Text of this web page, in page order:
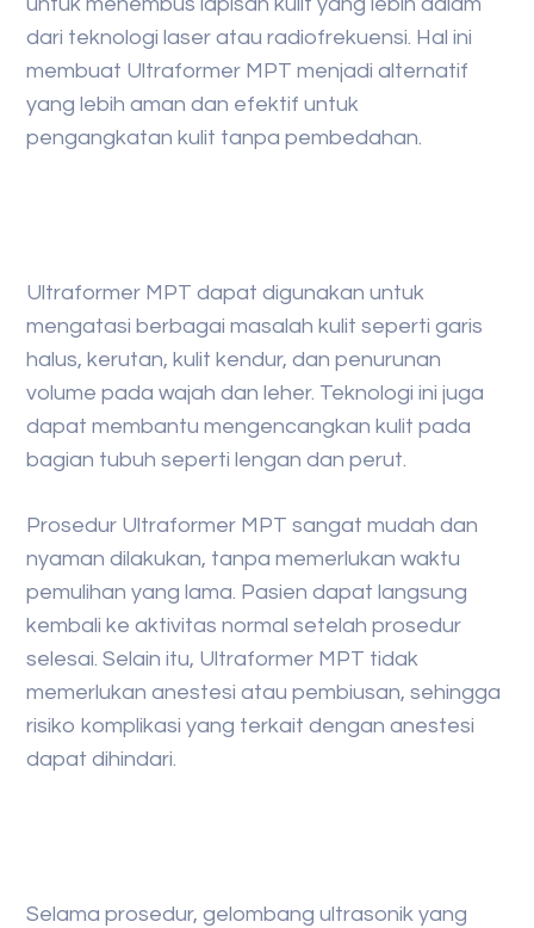
dari teknologi laser atau radiofrekuensi. Hal ini
membuat Ultraformer MPT menjadi alternatif
yang lebih aman dan efektif untuk
pengangkatan kulit tanpa pembedahan.
Ultraformer MPT dapat digunakan untuk
mengatasi berbagai masalah kulit seperti garis
halus, kerutan, kulit kendur, dan penurunan
volume pada wajah dan leher. Teknologi ini juga
dapat membantu mengencangkan kulit pada
bagian tubuh seperti lengan dan perut.
Prosedur Ultraformer MPT sangat mudah dan
nyaman dilakukan, tanpa memerlukan waktu
pemulihan yang lama. Pasien dapat langsung
kembali ke aktivitas normal setelah prosedur
selesai. Selain itu, Ultraformer MPT tidak
memerlukan anestesi atau pembiusan, sehingga
risiko komplikasi yang terkait dengan anestesi
dapat dihindari.
Selama prosedur, gelombang ultrasonik yang